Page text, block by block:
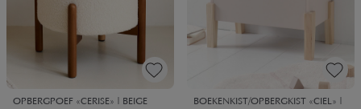
OPBERGPOEF «CERISE» | BEIGE
BOEKENKIST/OPBERGKIST «CIEL» |